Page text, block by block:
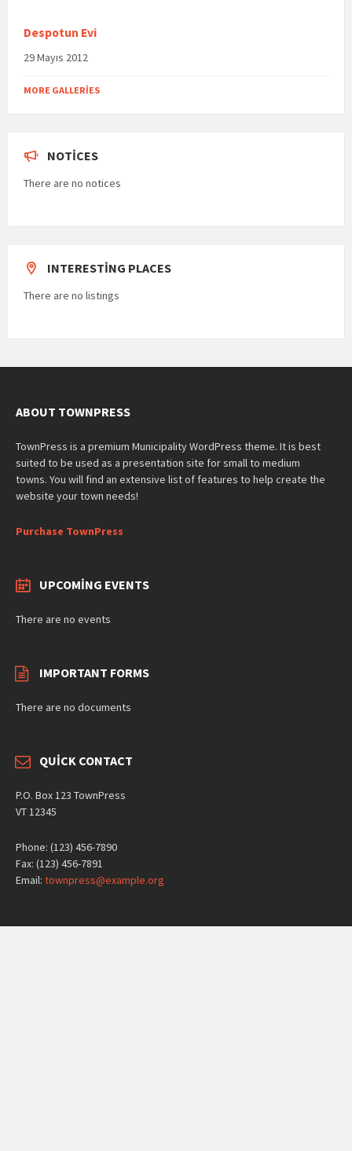
Despotun Evi
29 Mayıs 2012
MORE GALLERIES
NOTICES
There are no notices
INTERESTING PLACES
There are no listings
ABOUT TOWNPRESS
TownPress is a premium Municipality WordPress theme. It is best
suited to be used as a presentation site for small to medium
towns. You will find an extensive list of features to help create the
website your town needs!
Purchase TownPress
UPCOMING EVENTS
There are no events
IMPORTANT FORMS
There are no documents
QUICK CONTACT
P.O. Box 123 TownPress
VT 12345
Phone: (123) 456-7890
Fax: (123) 456-7891
Email: townpress@example.org